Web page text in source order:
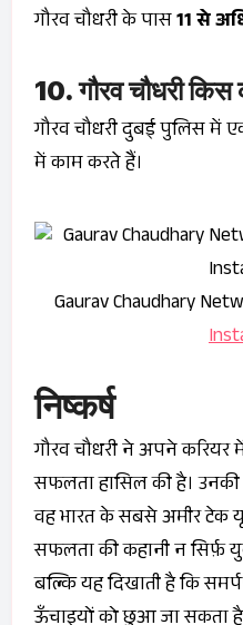
गौरव चौधरी के पास11 से
10. गौरव चौधरी
गौरव चौधरी दुबई पुलिस में
में काम करते हैं।
Gaurav Chaudhary
निष्कर्ष
गौरव चौधरी ने अपने
सफलता हासिल की है। उनकी
वह भारत के सबसे अमीर टेक
सफलता की कहानी न सिर्फ़
बल्कि यह दिखाती है कि